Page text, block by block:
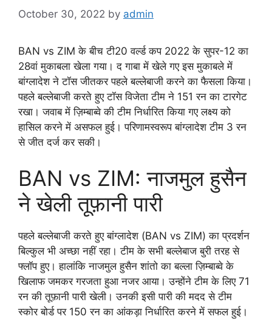
October 30, 2022 by admin
BAN vs ZIM के बीच टी20 वर्ल्ड कप 2022 के सुपर-12 का
28वां मुकाबला खेला गया। द गाबा में खेले गए इस मुकाबले में
बांग्लादेश ने टॉस जीतकर पहले बल्लेबाजी करने का फैसला किया।
पहले बल्लेबाजी करते हुए टॉस विजेता टीम ने 151 रन का टारगेट
रखा। जवाब में ज़िम्बाब्वे की टीम निर्धारित किया गए लक्ष्य को
हासिल करने में असफल हुई। परिणामस्वरूप बांग्लादेश टीम 3 रन
से जीत दर्ज कर सकी।
BAN vs ZIM: नाजमुल हुसैन
ने खेली तूफ़ानी पारी
पहले बल्लेबाजी करते हुए बांग्लादेश (BAN vs ZIM) का प्रदर्शन
बिल्कुल भी अच्छा नहीं रहा। टीम के सभी बल्लेबाज बुरी तरह से
फ्लॉप हुए। हालांकि नाजमुल हुसैन शांतो का बल्ला ज़िम्बाब्वे के
खिलाफ जमकर गरजता हुआ नजर आया। उन्होंने टीम के लिए 71
रन की तूफ़ानी पारी खेली। उनकी इसी पारी की मदद से टीम
स्कोर बोर्ड पर 150 रन का आंकड़ा निर्धारित करने में सफल हुई।